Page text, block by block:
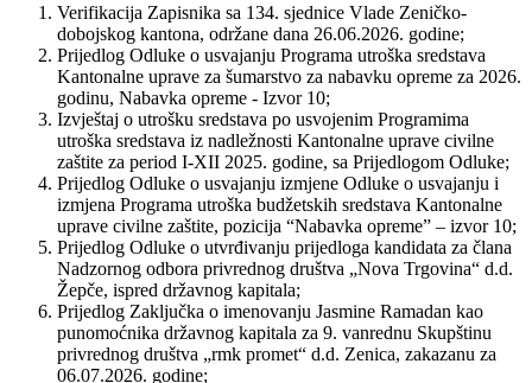
Verifikacija Zapisnika sa 134. sjednice Vlade Zeničko-
dobojskog kantona, održane dana 26.06.2026. godine;
Prijedlog Odluke o usvajanju Programa utroška sredstava
Kantonalne uprave za šumarstvo za nabavku opreme za 2026.
godinu, Nabavka opreme - Izvor 10;
Izvještaj o utrošku sredstava po usvojenim Programima
utroška sredstava iz nadležnosti Kantonalne uprave civilne
zaštite za period I-XII 2025. godine, sa Prijedlogom Odluke;
Prijedlog Odluke o usvajanju izmjene Odluke o usvajanju i
izmjena Programa utroška budžetskih sredstava Kantonalne
uprave civilne zaštite, pozicija “Nabavka opreme” – izvor 10;
Prijedlog Odluke o utvrđivanju prijedloga kandidata za člana
Nadzornog odbora privrednog društva „Nova Trgovina“ d.d.
Žepče, ispred državnog kapitala;
Prijedlog Zaključka o imenovanju Jasmine Ramadan kao
punomoćnika državnog kapitala za 9. vanrednu Skupštinu
privrednog društva „rmk promet“ d.d. Zenica, zakazanu za
06.07.2026. godine;